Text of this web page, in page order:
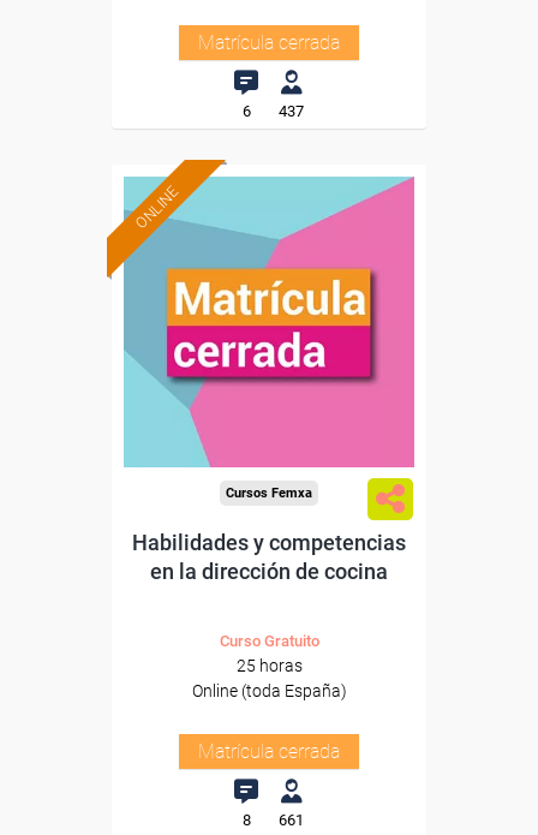
Matrícula cerrada
6 437
ONLINE
Cursos Femxa
Habilidades y competencias
en la dirección de cocina
Curso Gratuito
25 horas
Online (toda España)
Matrícula cerrada
8 661